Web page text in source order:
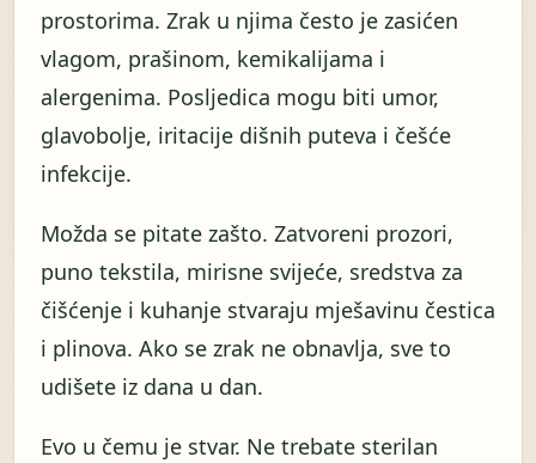
prostorima. Zrak u njima često je zasićen
vlagom, prašinom, kemikalijama i
alergenima. Posljedica mogu biti umor,
glavobolje, iritacije dišnih puteva i češće
infekcije.
Možda se pitate zašto. Zatvoreni prozori,
puno tekstila, mirisne svijeće, sredstva za
čišćenje i kuhanje stvaraju mješavinu čestica
i plinova. Ako se zrak ne obnavlja, sve to
udišete iz dana u dan.
Evo u čemu je stvar. Ne trebate sterilan